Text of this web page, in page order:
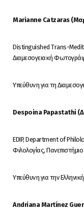
Marianne Catzaras (
Distinguished Trans-
Διαμεσογειακή
Υπεύθυνη για τη
Despoina Papastathi
EDIP, Department of
Φιλολογίας,
Υπεύθυνη για την
Andriana Martínez